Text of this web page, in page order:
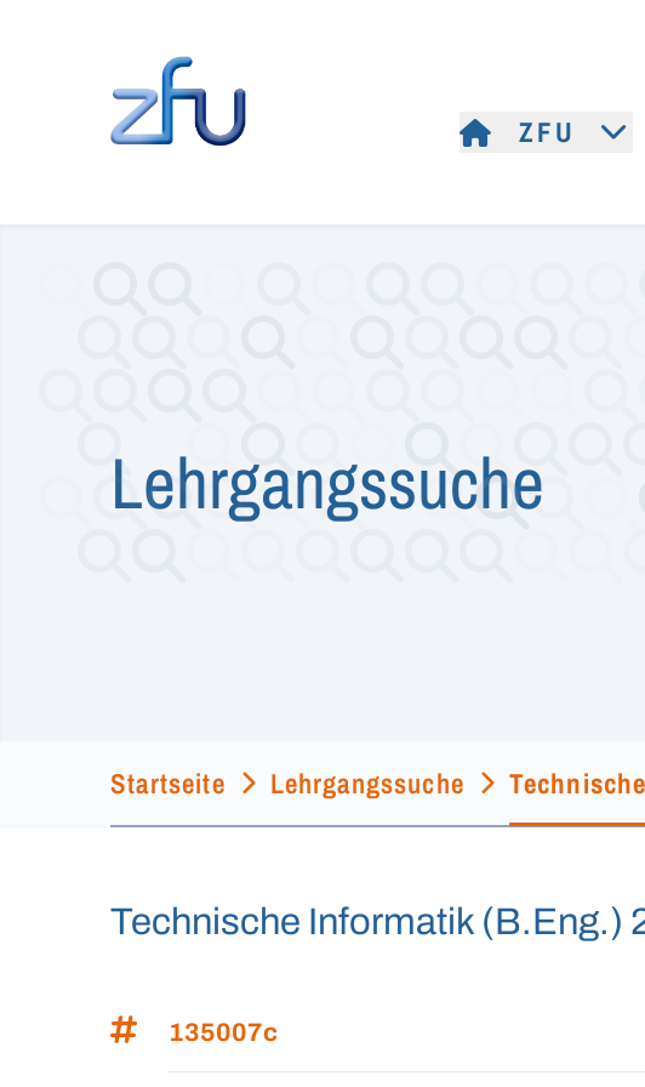
ZFU
Lehrgangssuche
Startseite Lehrgangssuche
Technische Informatik (B.Eng.)
135007c